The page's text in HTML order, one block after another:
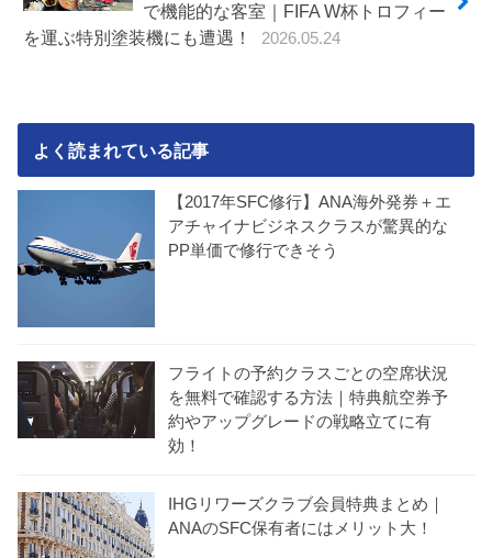
で機能的な客室｜FIFA W杯トロフィー
を運ぶ特別塗装機にも遭遇！
2026.05.24
よく読まれている記事
【2017年SFC修行】ANA海外発券＋エ
アチャイナビジネスクラスが驚異的な
PP単価で修行できそう
フライトの予約クラスごとの空席状況
を無料で確認する方法｜特典航空券予
約やアップグレードの戦略立てに有
効！
IHGリワーズクラブ会員特典まとめ｜
ANAのSFC保有者にはメリット大！